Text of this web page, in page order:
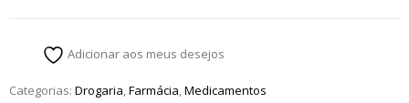
Adicionar aos meus desejos
Categorias: Drogaria,Farmácia,Medicamentos